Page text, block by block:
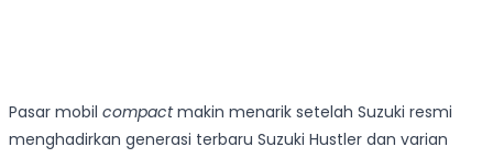
Pasar mobil compactmakin menarik setelah Suzuki resmi
menghadirkan generasi terbaru Suzuki Hustler dan varian